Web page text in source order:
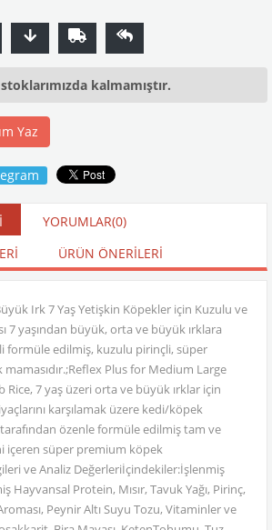
kalmamıştır.
Yaz
YORUMLAR(0)
ÜRÜN ÖNERILERI
Irk 7 Yaş Yetişkin Köpekler için Kuzulu ve
7 yaşından büyük, orta ve büyük ırklara
formüle edilmiş, kuzulu pirinçli, süper
Plus for Medium Large
Rice, 7 yaş üzeri orta ve büyük ırklar için
karşılamak üzere kedi/köpek
özenle formüle edilmiş tam ve
içeren süper premium köpek
ve Analiz Değerleriİçindekiler:İşlenmiş
Hayvansal Protein, Mısır, Tavuk Yağı, Pirinç,
Peynir Altı Suyu Tozu, Vitaminler ve